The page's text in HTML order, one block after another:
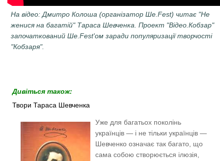
На відео: Дмитро Колоша (організатор Ше.Fest) читає "Не
женися на багатій" Тараса Шевченка. Проект "Відео.Кобзар"
започаткований Ше.Fest'ом заради популяризації творчості
"Кобзаря".
Дивіться також:
Твори Тараса Шевченка
Уже для багатьох поколінь
українців — і не тільки українців —
Шевченко означає так багато, що
сама собою створюється ілюзія,